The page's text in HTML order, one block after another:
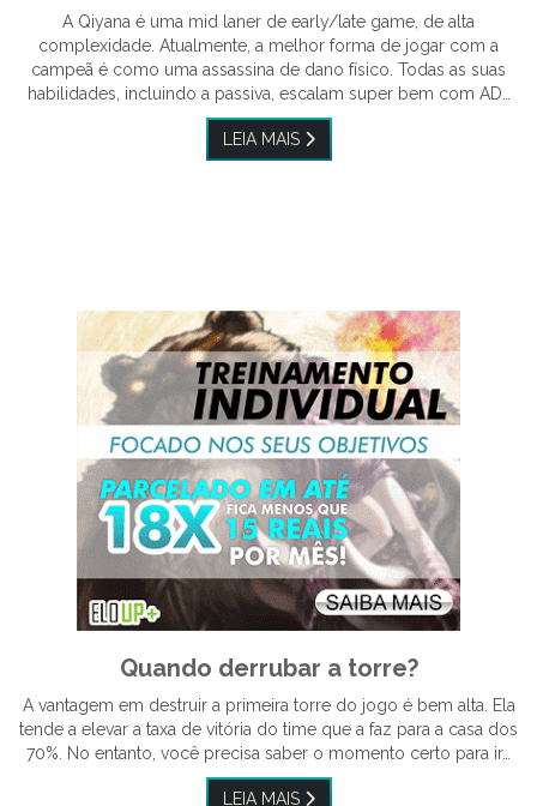
A Qiyana é uma mid laner de early/late game, de alta
complexidade. Atualmente, a melhor forma de jogar com a
campeã é como uma assassina de dano físico. Todas as suas
habilidades, incluindo a passiva, escalam super bem com AD…
LEIA MAIS
Quando derrubar a torre?
A vantagem em destruir a primeira torre do jogo é bem alta. Ela
tende a elevar a taxa de vitória do time que a faz para a casa dos
70%. No entanto, você precisa saber o momento certo para ir…
LEIA MAIS